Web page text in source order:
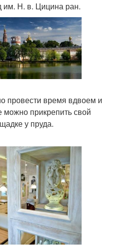
им. Н. в. Цицина ран.
провести время вдвоем и
можно прикрепить свой
у пруда.